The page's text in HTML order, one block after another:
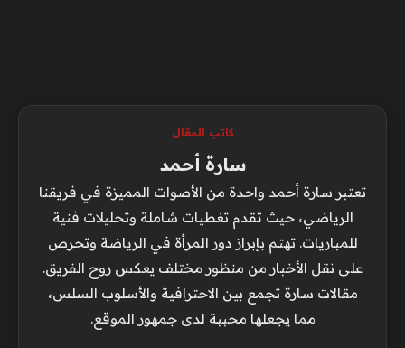
كاتب المقال
سارة أحمد
تعتبر سارة أحمد واحدة من الأصوات المميزة في فريقنا
الرياضي، حيث تقدم تغطيات شاملة وتحليلات فنية
للمباريات. تهتم بإبراز دور المرأة في الرياضة وتحرص
على نقل الأخبار من منظور مختلف يعكس روح الفريق.
مقالات سارة تجمع بين الاحترافية والأسلوب السلس،
مما يجعلها محببة لدى جمهور الموقع.